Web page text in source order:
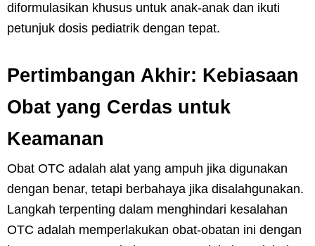
diformulasikan khusus untuk anak-anak dan ikuti
petunjuk dosis pediatrik dengan tepat.
Pertimbangan Akhir: Kebiasaan
Obat yang Cerdas untuk
Keamanan
Obat OTC adalah alat yang ampuh jika digunakan
dengan benar, tetapi berbahaya jika disalahgunakan.
Langkah terpenting dalam menghindari kesalahan
OTC adalah memperlakukan obat-obatan ini dengan